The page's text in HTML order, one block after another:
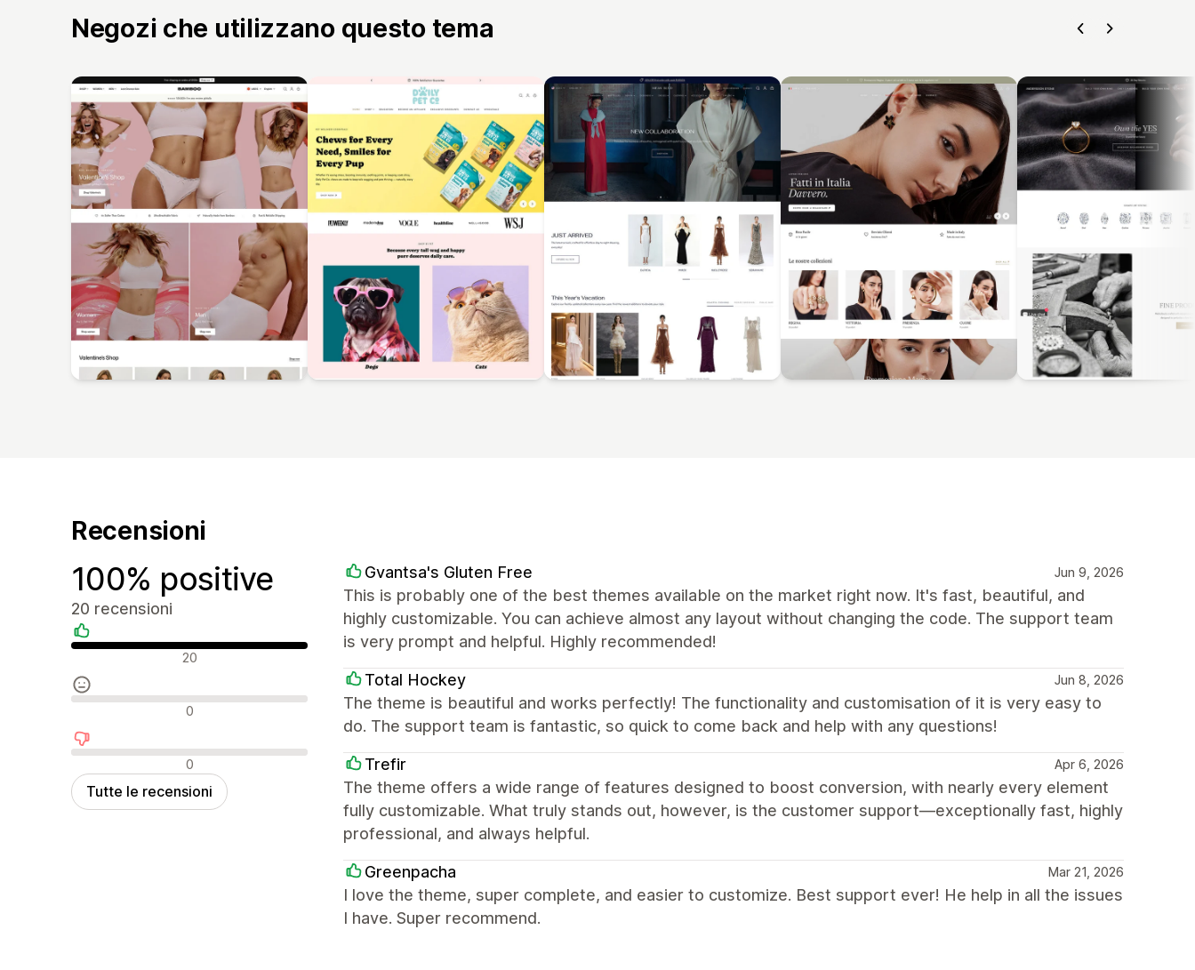
Negozi che utilizzano questo tema
Recensioni
100% positive
20 recensioni
Recensioni positive
20
Recensioni neutrali
0
Recensioni negative
0
Tutte le recensioni
Gvantsa's Gluten Free Jun 9, 2026
This is probably one of the best themes available on the market right now. It's fast, beautiful, and
highly customizable. You can achieve almost any layout without changing the code. The support team
is very prompt and helpful. Highly recommended!
Total Hockey Jun 8, 2026
The theme is beautiful and works perfectly! The functionality and customisation of it is very easy to
do. The support team is fantastic, so quick to come back and help with any questions!
Trefir Apr 6, 2026
The theme offers a wide range of features designed to boost conversion, with nearly every element
fully customizable. What truly stands out, however, is the customer support—exceptionally fast, highly
professional, and always helpful.
Greenpacha Mar 21, 2026
I love the theme, super complete, and easier to customize. Best support ever! He help in all the issues
I have. Super recommend.